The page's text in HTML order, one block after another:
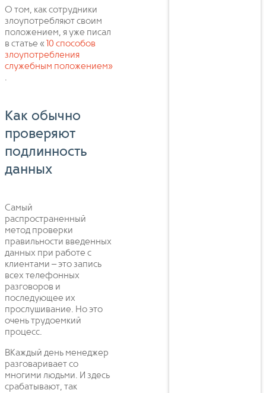
О том, как сотрудники
злоупотребляют своим
положением, я уже писал
в статье « 10 способов
злоупотребления
служебным положением»
.
Как обычно
проверяют
подлинность
данных
Самый
распространенный
метод проверки
правильности введенных
данных при работе с
клиентами – это запись
всех телефонных
разговоров и
последующее их
прослушивание. Но это
очень трудоемкий
процесс.
ВКаждый день менеджер
разговаривает со
многими людьми. И здесь
срабатывают, так